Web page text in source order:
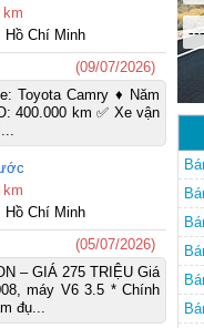
km
Hồ Chí Minh
(09/07/2026)
Toyota Camry ♦ Năm
400.000 km ✅ Xe vận
km
Hồ Chí Minh
(05/07/2026)
– GIÁ 275 TRIỆU Giá
máy V6 3.5 * Chính
đụ...